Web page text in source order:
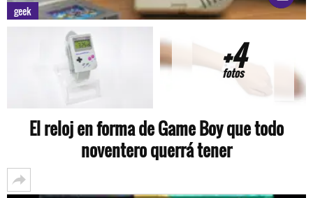
geek
+4
fotos
El reloj en forma de Game Boy que todo
noventero querrá tener